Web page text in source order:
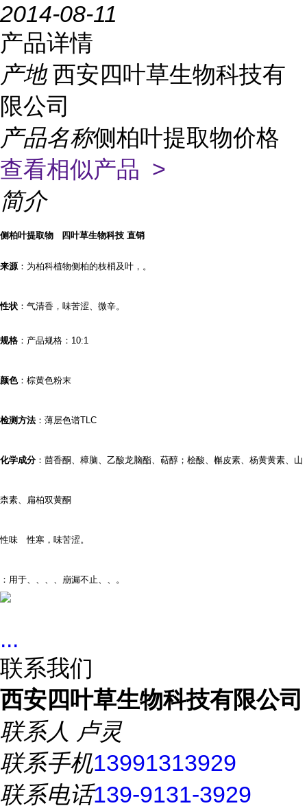
2014-08-11
产品详情
产地 西安四叶草生物科技有
限公司
产品名称侧柏叶提取物价格
查看相似产品 >
简介
侧柏叶提取物 四叶草生物科技 直销
来源：为柏科植物侧柏的枝梢及叶，。
性状 ：气清香，味苦涩、微辛。
规格 ：产品规格： 10:1
颜色：棕黄色粉末
检测方法：薄层色谱TLC
化学成分：茴香酮、樟脑、乙酸龙脑酯、萜醇；桧酸、槲皮素、杨黄黄素、山
柰素、扁柏双黄酮
性味 性寒，味苦涩。
：用于、、、、崩漏不止、、。
...
联系我们
西安四叶草生物科技有限公司
联系人 卢灵
联系手机13991313929
联系电话139-9131-3929